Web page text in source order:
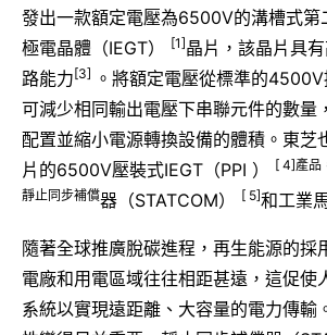
發出一款額定電壓為6500V的溝槽式第
極電晶體（IEGT）
[1]晶片，該晶片具
路能力[3] 。將額定電壓從標準的
可減少相同輸出電壓下串聯元件的數量
配置並縮小電源轉換設備的體積。東芝
片的6500V壓裝式IEGT（PPI ）
[ 4]產品
靜止同步補償器（STATCOM） [ 5]和工業
隨著全球推廣脫碳進程，再生能源的採
電廠和用電區域往往相距甚遠，這促使
系統以實現遠距離、大容量的電力傳輸